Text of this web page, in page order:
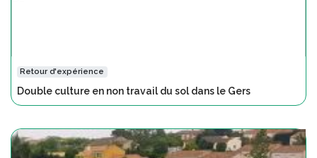
Retour d'expérience
Double culture en non travail du sol dans le Gers